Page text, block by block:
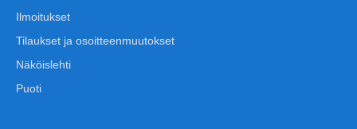
Ilmoitukset
Tilaukset ja osoitteenmuutokset
Näköislehti
Puoti